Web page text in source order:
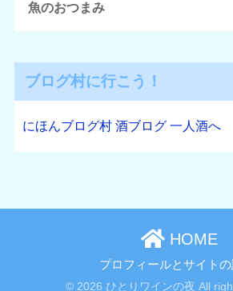
魚のおつまみ
ブログ村に行こう！
にほんブログ村 酒ブログ 一人酒へ
HOME
プロフィールとサイトの
© 2026 ひとりワインの夜 All